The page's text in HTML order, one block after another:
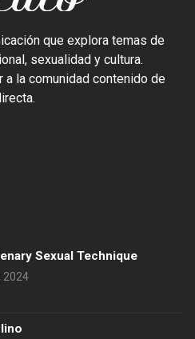
que explora temas de
sexualidad y cultura.
la comunidad contenido de
Sexual Technique
2024